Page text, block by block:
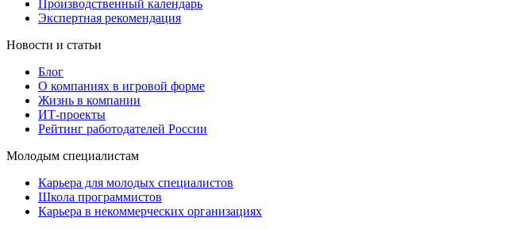
Производственный календарь
Экспертная рекомендация
Новости и статьи
Блог
О компаниях в игровой форме
Жизнь в компании
ИТ-проекты
Рейтинг работодателей России
Молодым специалистам
Карьера для молодых специалистов
Школа программистов
Карьера в некоммерческих организациях